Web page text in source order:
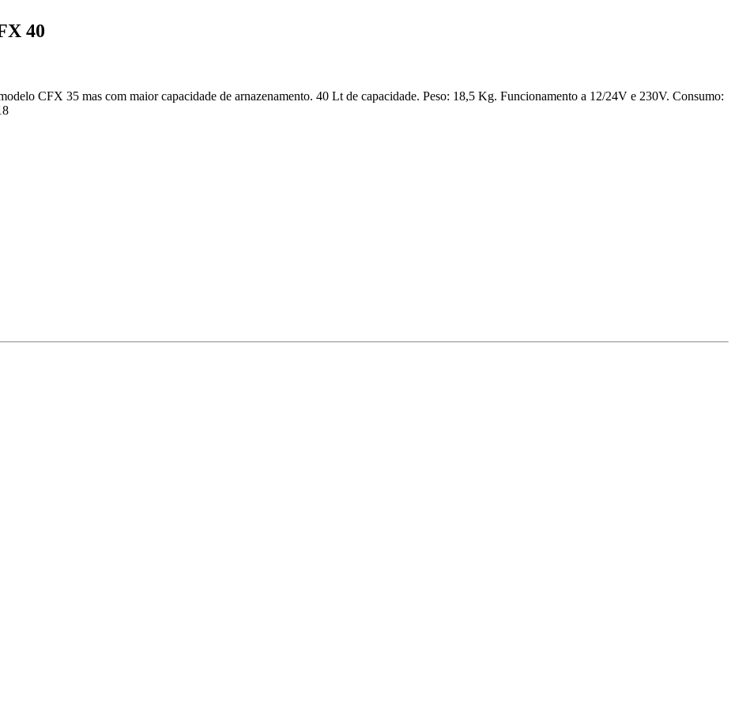
40
CFX 35 mas com maior capacidade de arnazenamento. 40 Lt de capacidade. Peso: 18,5 Kg. Funcionamento a 12/24V e 230V. Consumo: